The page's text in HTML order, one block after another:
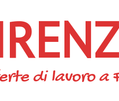
di lavoro a